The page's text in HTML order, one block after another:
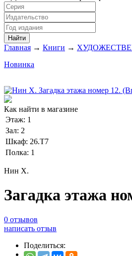
Главная → Книги →
Новинка
Как найти в магазине
Этаж: 1
Зал: 2
Шкаф: 26.Т7
Полка: 1
Нин Х.
Загадка этажа
0 отзывов
написать отзыв
Поделиться: